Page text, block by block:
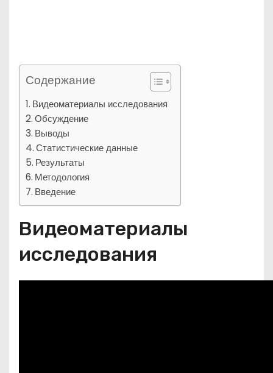
Содержание
Видеоматериалы исследования
Обсуждение
Выводы
Статистические данные
Результаты
Методология
Введение
Видеоматериалы
исследования